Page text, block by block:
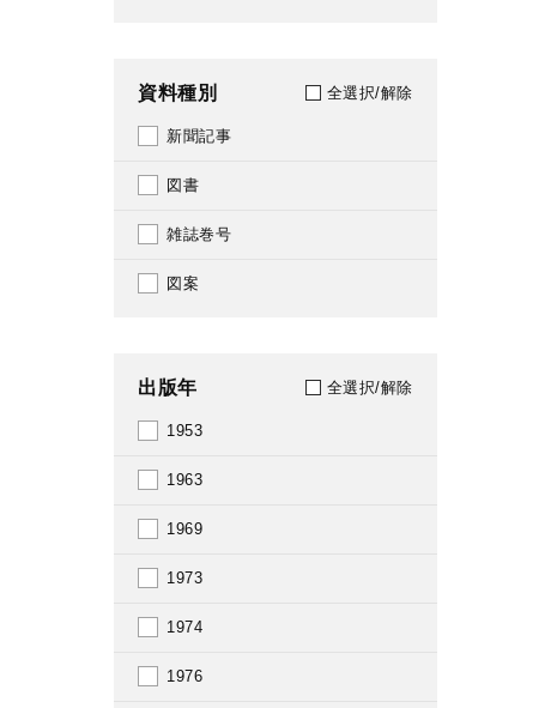
資料種別 全選択/解除
新聞記事
図書
雑誌巻号
図案
出版年 全選択/解除
1953
1963
1969
1973
1974
1976